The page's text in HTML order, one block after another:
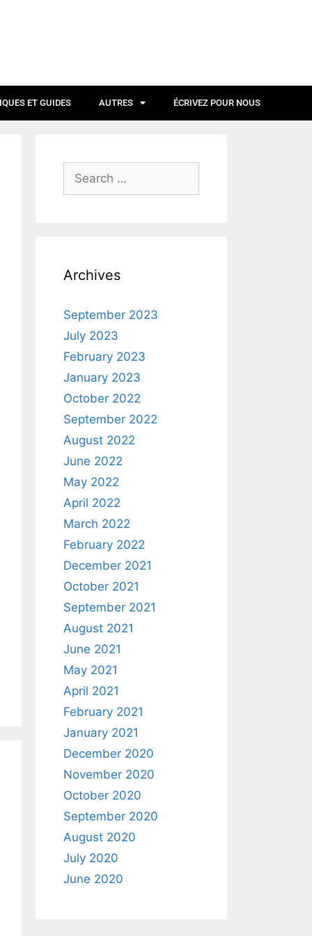
ET GUIDES AUTRES ÉCRIVEZ POUR NOUS
Archives
September 2023
July 2023
February 2023
January 2023
October 2022
September 2022
August 2022
June 2022
May 2022
April 2022
March 2022
February 2022
December 2021
October 2021
September 2021
August 2021
June 2021
May 2021
April 2021
February 2021
January 2021
December 2020
November 2020
October 2020
September 2020
August 2020
July 2020
June 2020